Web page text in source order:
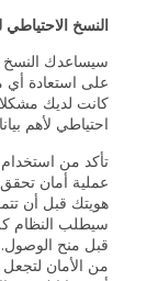
النسخ الاحتياطي
سيساعدك النسخ
على استعادة أي
كانت لديك
احتياطي لأهم
عملية أمان تحقق
هويتك قبل أن
سيطلب النظام
قبل منح
من الأمان